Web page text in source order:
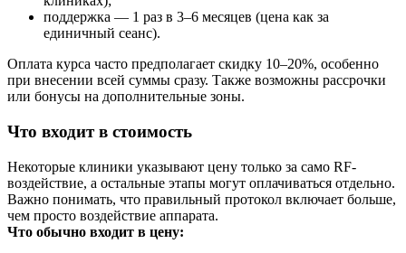
поддержка — 1 раз в 3–6 месяцев (цена как за
единичный сеанс).
Оплата курса часто предполагает скидку 10–20%, особенно
при внесении всей суммы сразу. Также возможны рассрочки
или бонусы на дополнительные зоны.
Что входит в стоимость
Некоторые клиники указывают цену только за само RF-
воздействие, а остальные этапы могут оплачиваться отдельно.
Важно понимать, что правильный протокол включает больше,
чем просто воздействие аппарата.
Что обычно входит в цену: